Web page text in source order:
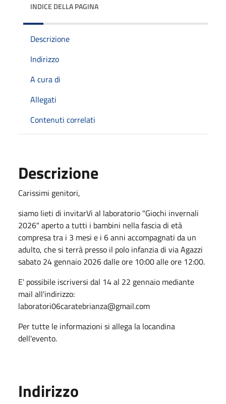
INDICE DELLA PAGINA
Descrizione
Indirizzo
A cura di
Allegati
Contenuti correlati
Descrizione
Carissimi genitori,
siamo lieti di invitarVi al laboratorio "Giochi invernali
2026" aperto a tutti i bambini nella fascia di età
compresa tra i 3 mesi e i 6 anni accompagnati da un
adulto, che si terrà presso il polo infanzia di via Agazzi
sabato 24 gennaio 2026 dalle ore 10:00 alle ore 12:00.
E' possibile iscriversi dal 14 al 22 gennaio mediante
mail all'indirizzo:
laboratori06caratebrianza@gmail.com
Per tutte le informazioni si allega la locandina
dell'evento.
Indirizzo